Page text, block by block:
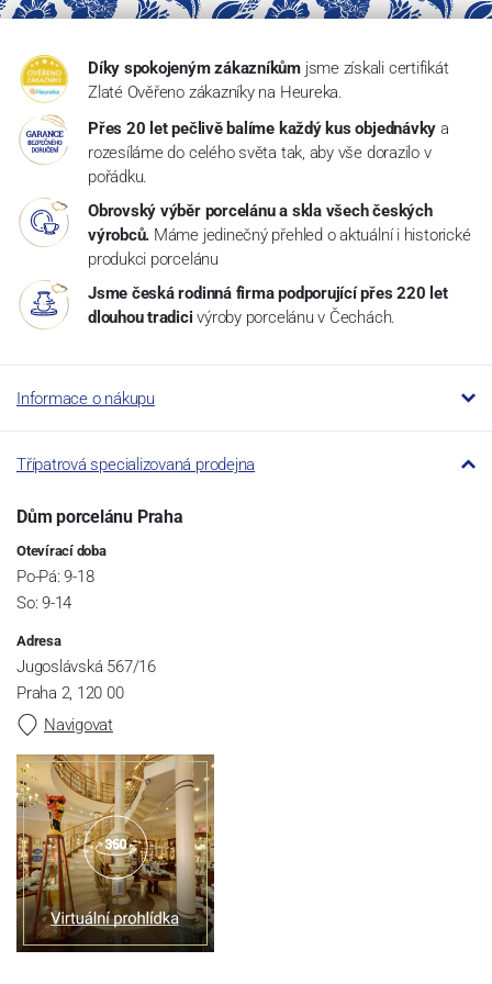
Díky spokojeným zákazníkům jsme získali certifikát
Zlaté Ověřeno zákazníky na Heureka.
Přes 20 let pečlivě balíme každý kus objednávky a
rozesíláme do celého světa tak, aby vše dorazilo v
pořádku.
Obrovský výběr porcelánu a skla všech českých
výrobců. Máme jedinečný přehled o aktuální i historické
produkci porcelánu
Jsme česká rodinná firma podporující přes 220 let
dlouhou tradici výroby porcelánu v Čechách.
Informace o nákupu
Třípatrová specializovaná prodejna
Dům porcelánu Praha
Otevírací doba
Po-Pá: 9-18
So: 9-14
Adresa
Jugoslávská 567/16
Praha 2, 120 00
Navigovat